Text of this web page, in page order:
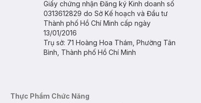
Giấy chứng nhận Đăng ký Kinh doanh số
0313612829 do Sở Kế hoạch và Đầu tư
Thành phố Hồ Chí Minh cấp ngày
13/01/2016
Trụ sở: 71 Hoàng Hoa Thám, Phường Tân
Bình, Thành phố Hồ Chí Minh
Thực Phẩm Chức Năng